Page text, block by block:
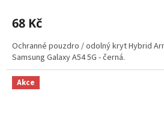
68 Kč
Ochranné pouzdro / odolný kryt Hybrid
Samsung Galaxy A54 5G - černá.
Akce